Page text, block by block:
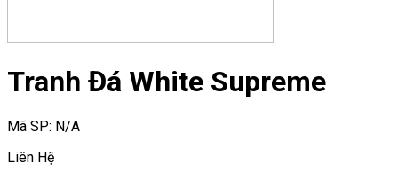
Tranh Đá White Supreme
Mã SP: N/A
Liên Hệ